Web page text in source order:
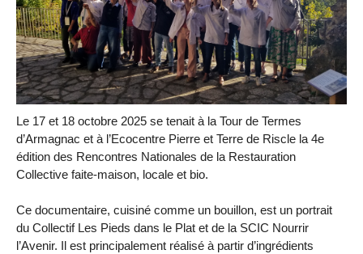
Le 17 et 18 octobre 2025 se tenait à la Tour de Termes
d’Armagnac et à l’Ecocentre Pierre et Terre de Riscle la 4e
édition des Rencontres Nationales de la Restauration
Collective faite-maison, locale et bio.
Ce documentaire, cuisiné comme un bouillon, est un portrait
du Collectif Les Pieds dans le Plat et de la SCIC Nourrir
l’Avenir. Il est principalement réalisé à partir d’ingrédients